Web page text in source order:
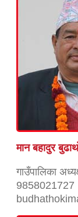
मान बहादुर
गाउँपालिका
9858021727